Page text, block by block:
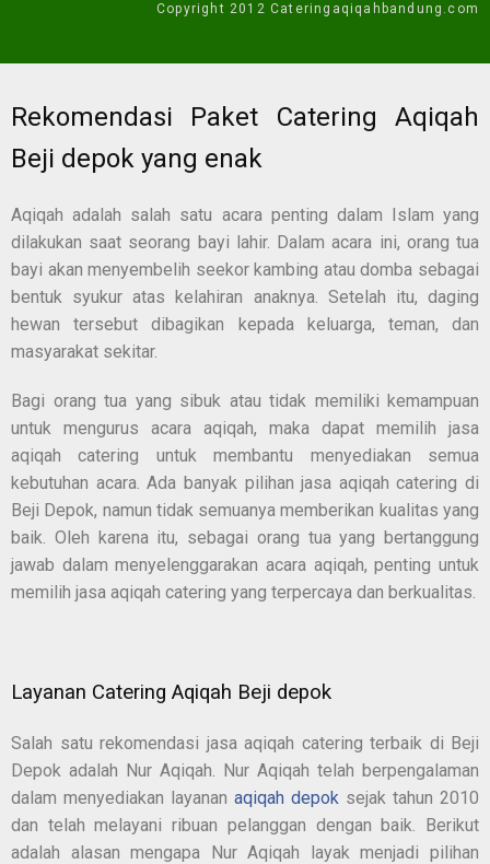
Copyright 2012 Cateringaqiqahbandung.com
Rekomendasi Paket Catering Aqiqah
Beji depok yang enak
Aqiqah adalah salah satu acara penting dalam Islam yang
dilakukan saat seorang bayi lahir. Dalam acara ini, orang tua
bayi akan menyembelih seekor kambing atau domba sebagai
bentuk syukur atas kelahiran anaknya. Setelah itu, daging
hewan tersebut dibagikan kepada keluarga, teman, dan
masyarakat sekitar.
Bagi orang tua yang sibuk atau tidak memiliki kemampuan
untuk mengurus acara aqiqah, maka dapat memilih jasa
aqiqah catering untuk membantu menyediakan semua
kebutuhan acara. Ada banyak pilihan jasa aqiqah catering di
Beji Depok, namun tidak semuanya memberikan kualitas yang
baik. Oleh karena itu, sebagai orang tua yang bertanggung
jawab dalam menyelenggarakan acara aqiqah, penting untuk
memilih jasa aqiqah catering yang terpercaya dan berkualitas.
Layanan Catering Aqiqah Beji depok
Salah satu rekomendasi jasa aqiqah catering terbaik di Beji
Depok adalah Nur Aqiqah. Nur Aqiqah telah berpengalaman
dalam menyediakan layanan aqiqah depok sejak tahun 2010
dan telah melayani ribuan pelanggan dengan baik. Berikut
adalah alasan mengapa Nur Aqiqah layak menjadi pilihan